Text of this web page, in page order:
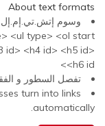
About text formats
<ul type> <ol start
id> <h4 id> <h5 id>
<h6 id>
تفصل السطور و
turn into links
automatically.